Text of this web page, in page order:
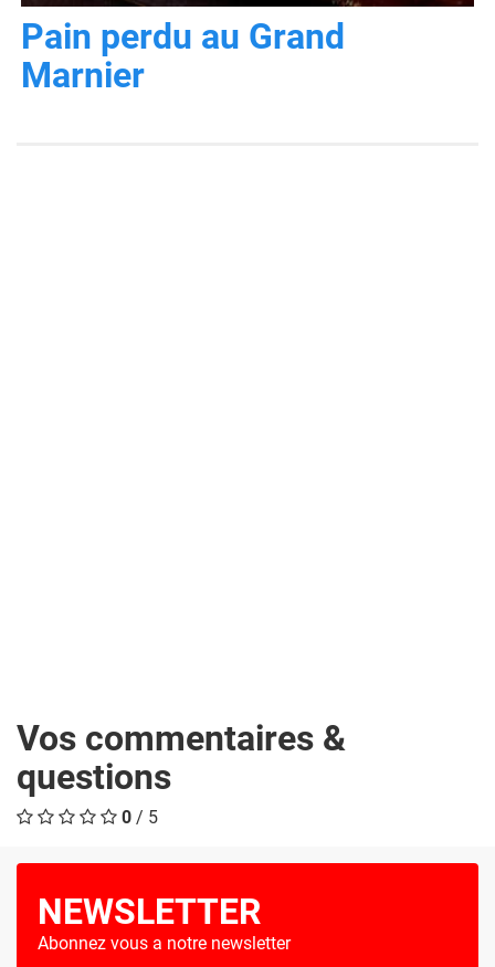
Pain perdu au Grand
Marnier
Vos commentaires &
questions
0 / 5
NEWSLETTER
Abonnez vous a notre newsletter